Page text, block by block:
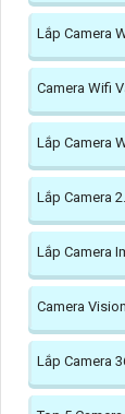
Lắp Camera
Camera Wifi
Lắp Camera
Lắp Camera
Lắp Camera
Camera
Lắp Camera